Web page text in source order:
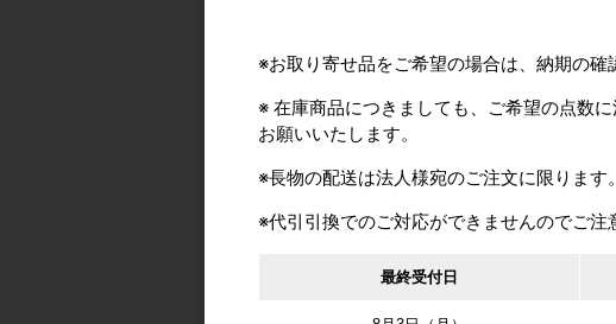
エイト ◇8・□7兼用 チ
ューブラ消音ラッチ バッ
チ(径24mm)
ワ
受
※お取り寄せ品をご希望の場合は、納期の確
※ 在庫商品につきましても、ご希望の点数
お願いいたします。
※長物の配送は法人様宛のご注文に限ります
※代引引換でのご対応ができませんのでご注
最終受付日